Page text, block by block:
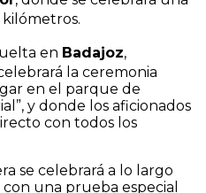
en Badajoz,
la ceremonia
en el parque de
y donde los aficionados
con todos los
se celebrará a lo largo
una prueba especial